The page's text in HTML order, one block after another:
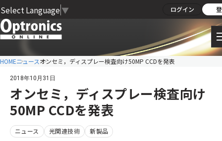
Select Language ▼ ログイン
HOMEニュースオンセミ，ディスプレー検査向け50MP CCDを発表
2018年10月31日
オンセミ，ディスプレー検査向け
50MP CCDを発表
ニュース 光関連技術 新製品